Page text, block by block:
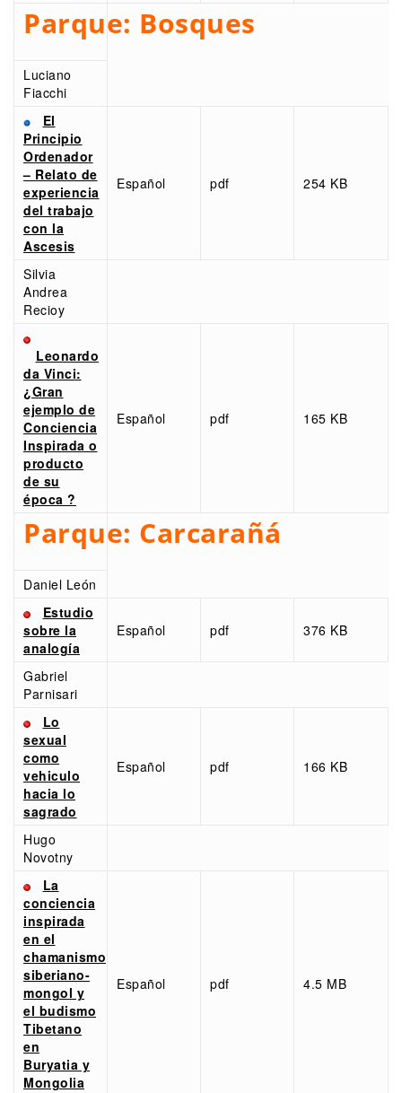
Parque: Bosques
Luciano
Fiacchi
El
Principio
Ordenador
– Relato de
experiencia
del trabajo
con la
Ascesis
Español pdf 254 KB
Silvia
Andrea
Recioy
Leonardo
da Vinci:
¿Gran
ejemplo de
Conciencia
Inspirada o
producto
de su
época ?
Español pdf 165 KB
Parque: Carcarañá
Daniel León
Estudio
sobre la
analogía
Español pdf 376 KB
Gabriel
Parnisari
Lo
sexual
como
vehiculo
hacia lo
sagrado
Español pdf 166 KB
Hugo
Novotny
La
conciencia
inspirada
en el
chamanismo
siberiano-
mongol y
el budismo
Tibetano
en
Buryatia y
Mongolia
Español pdf 4.5 MB